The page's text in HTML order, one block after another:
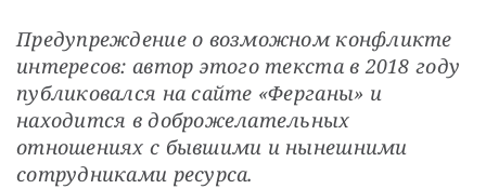
Предупреждение о возможном конфликте
интересов: автор этого текста в 2018 году
публиковался на сайте «Ферганы» и
находится в доброжелательных
отношениях с бывшими и нынешними
сотрудниками ресурса.